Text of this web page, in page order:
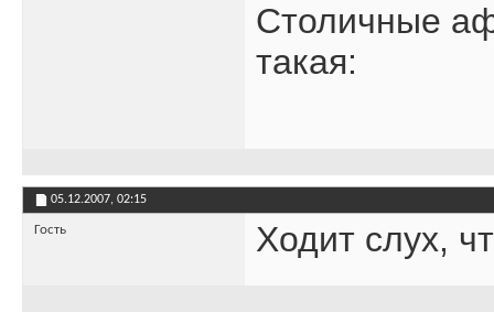
Столичные
такая:
05.12.2007, 02:15
Гость Ходит слух,